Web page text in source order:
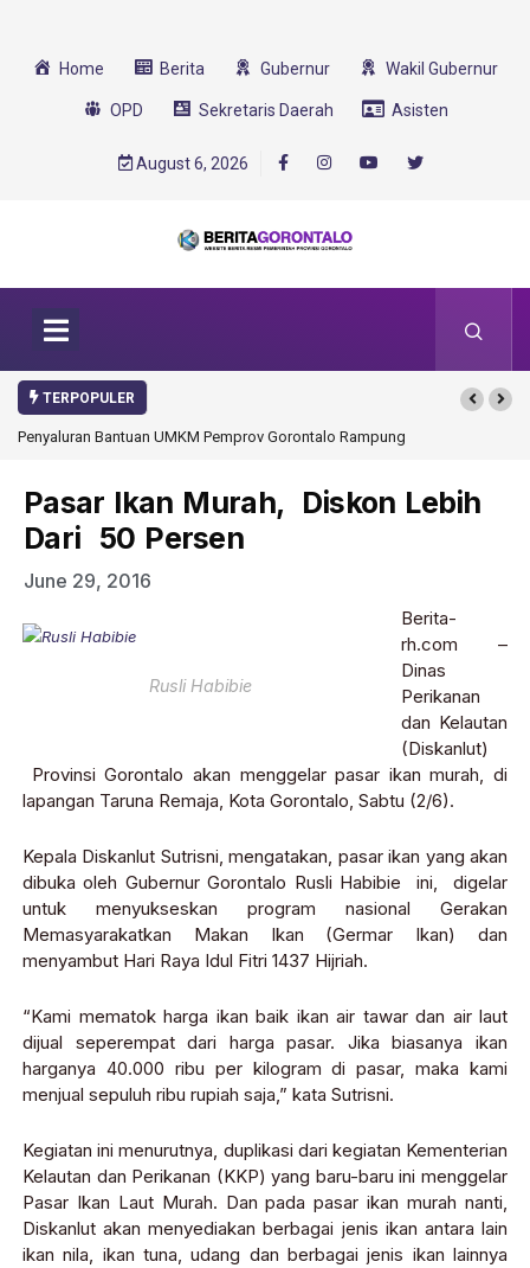
Home Berita Gubernur Wakil Gubernur
OPD Sekretaris Daerah Asisten
August 6, 2026
TERPOPULER
Penyaluran Bantuan UMKM Pemprov Gorontalo Rampung
Pasar Ikan Murah, Diskon Lebih
Dari 50 Persen
June 29, 2016
Rusli Habibie
Berita-
rh.com –
Dinas
Perikanan
dan Kelautan
(Diskanlut)
Provinsi Gorontalo akan menggelar pasar ikan murah, di
lapangan Taruna Remaja, Kota Gorontalo, Sabtu (2/6).
Kepala Diskanlut Sutrisni, mengatakan, pasar ikan yang akan
dibuka oleh Gubernur Gorontalo Rusli Habibie ini, digelar
untuk menyukseskan program nasional Gerakan
Memasyarakatkan Makan Ikan (Germar Ikan) dan
menyambut Hari Raya Idul Fitri 1437 Hijriah.
“Kami mematok harga ikan baik ikan air tawar dan air laut
dijual seperempat dari harga pasar. Jika biasanya ikan
harganya 40.000 ribu per kilogram di pasar, maka kami
menjual sepuluh ribu rupiah saja,” kata Sutrisni.
Kegiatan ini menurutnya, duplikasi dari kegiatan Kementerian
Kelautan dan Perikanan (KKP) yang baru-baru ini menggelar
Pasar Ikan Laut Murah. Dan pada pasar ikan murah nanti,
Diskanlut akan menyediakan berbagai jenis ikan antara lain
ikan nila, ikan tuna, udang dan berbagai jenis ikan lainnya